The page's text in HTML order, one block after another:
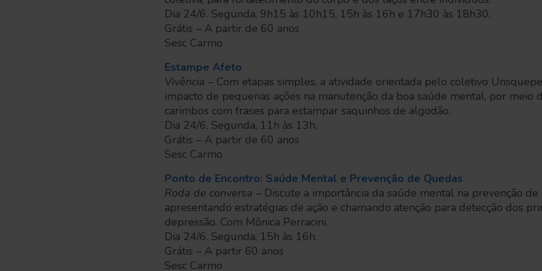
Dia 24/6. Segunda, 9h15 às 10h15, 15h às 16h e 17h30 às 18h30.
Grátis – A partir de 60 anos
Sesc Carmo
Estampe Afeto
Vivência – Com etapas simples, a atividade orientada pelo coletivo
impacto de pequenas ações na manutenção da boa saúde mental, por meio
carimbos com frases para estampar saquinhos de algodão.
Dia 24/6. Segunda, 11h às 13h.
Grátis – A partir de 60 anos
Sesc Carmo
Ponto de Encontro: Saúde Mental e Prevenção de Quedas
Roda de conversa – Discute a importância da saúde mental na prevenção de
apresentando estratégias de ação e chamando atenção para detecção dos
depressão. Com Mônica Perracini.
Dia 24/6. Segunda, 15h às 16h.
Grátis – A partir 60 anos
Sesc Carmo